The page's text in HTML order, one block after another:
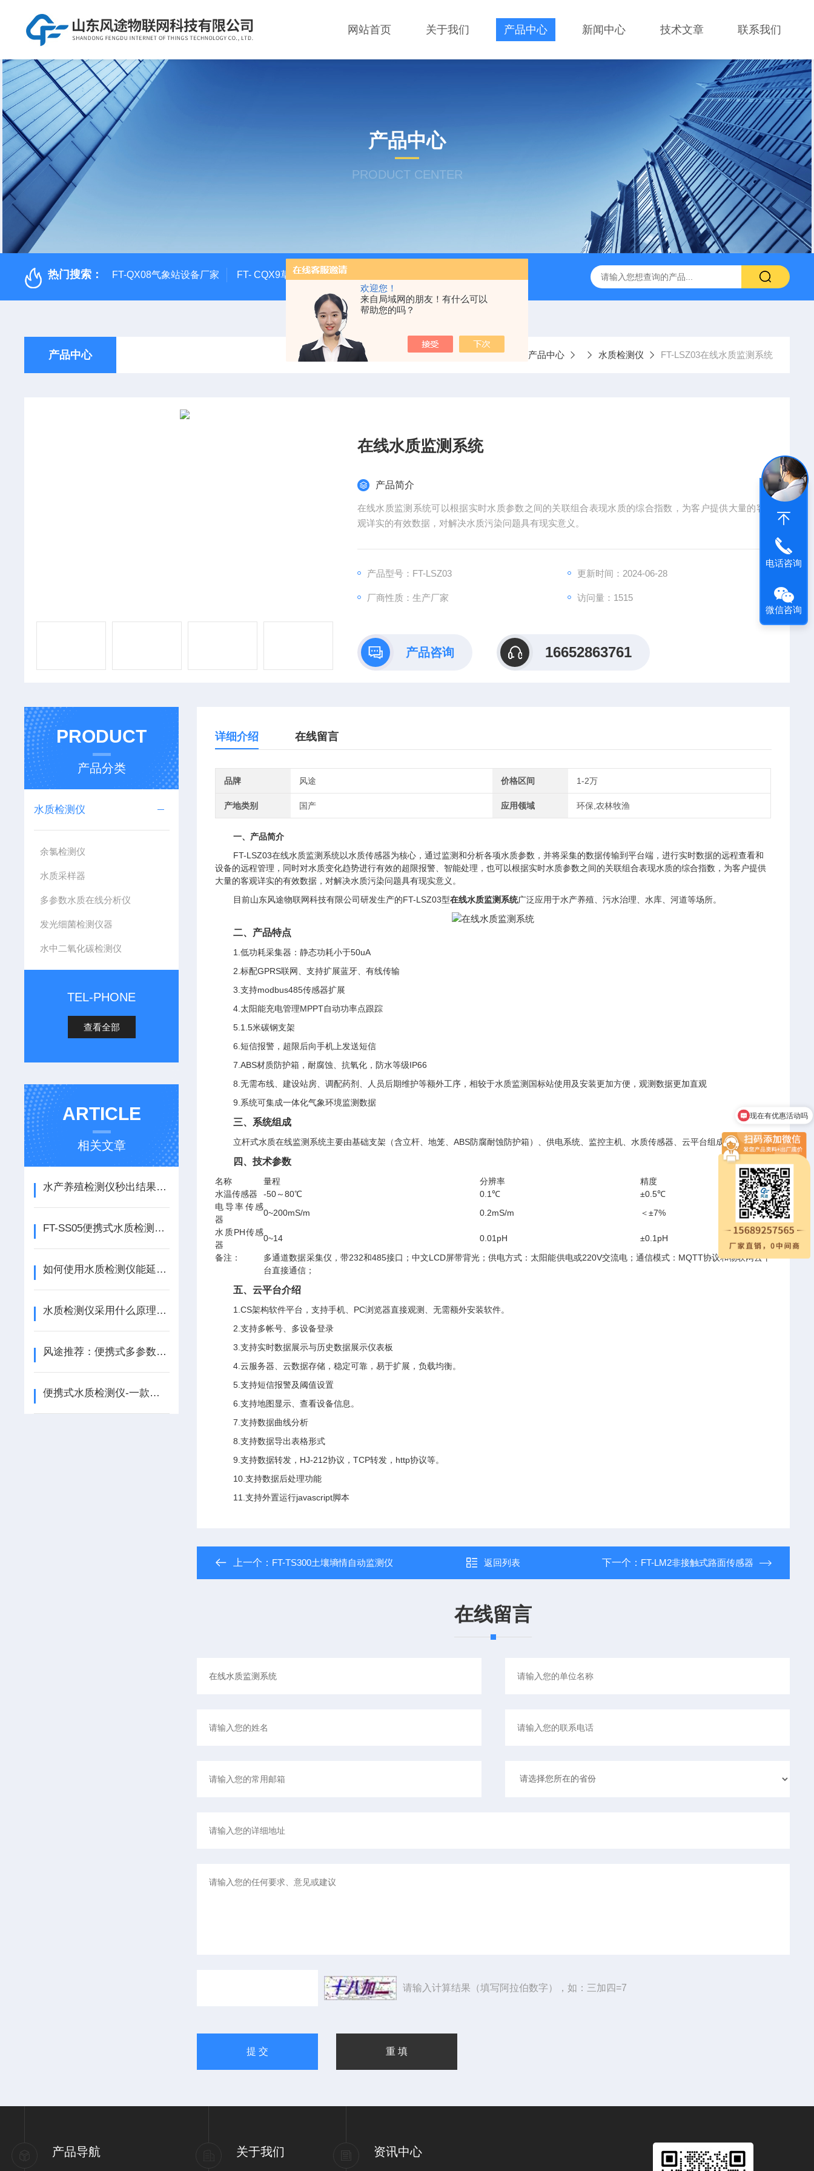
欢迎您！
来自局域网的朋友！有什么可以
帮助您的吗？
网站首页 关于我们 产品中心 新闻中心 技术文章 联系我们
产品中心
PRODUCT CENTER
热门搜索： FT-QX08气象站设备厂家 FT- CQX9草原生态气象站 FT-YW10一体式超声波液位计 FT-ZDSQ无线土壤墒情监测仪厂家
产品中心 当前位置：首页 产品中心 水质检测仪 FT-LSZ03在线水质监测系统
在线水质监测系统
产品简介
在线水质监测系统可以根据实时水质参数之间的关联组合表现水质的综合指数，为客户提供大量的客
观详实的有效数据，对解决水质污染问题具有现实意义。
产品型号：FT-LSZ03 更新时间：2024-06-28
厂商性质：生产厂家 访问量：1515
产品咨询 16652863761
PRODUCT
产品分类
水质检测仪
余氯检测仪
水质采样器
多参数水质在线分析仪
发光细菌检测仪器
水中二氧化碳检测仪
TEL-PHONE
查看全部
ARTICLE
相关文章
水产养殖检测仪秒出结果：FT-SS05搭载自研操作系统，性能稳定不跳数
FT-SS05便携式水质检测仪拿出来就能测，多场景适配，从鱼塘到野外河流
如何使用水质检测仪能延长其使用寿命？
水质检测仪采用什么原理保证其性能优异？
风途推荐：便携式多参数水质测定仪-一款性能稳定的水产养殖水质检测仪
便携式水质检测仪-一款携带方便的便携式多参数水质测定仪@2026已更新
详细介绍 在线留言
品牌 风途 价格区间 1-2万
产地类别 国产 应用领域 环保,农林牧渔
一、产品简介
FT-LSZ03在线水质监测系统以水质传感器为核心，通过监测和分析各项水质参数，并将采集的数据传输到平台端，进行实时数据的远程查看和
设备的远程管理，同时对水质变化趋势进行有效的超限报警、智能处理，也可以根据实时水质参数之间的关联组合表现水质的综合指数，为客户提供
大量的客观详实的有效数据，对解决水质污染问题具有现实意义。
目前山东风途物联网科技有限公司研发生产的FT-LSZ03型在线水质监测系统广泛应用于水产养殖、污水治理、水库、河道等场所。
二、产品特点
1.低功耗采集器：静态功耗小于50uA
2.标配GPRS联网、支持扩展蓝牙、有线传输
3.支持modbus485传感器扩展
4.太阳能充电管理MPPT自动功率点跟踪
5.1.5米碳钢支架
6.短信报警，超限后向手机上发送短信
7.ABS材质防护箱，耐腐蚀、抗氧化，防水等级IP66
8.无需布线、建设站房、调配药剂、人员后期维护等额外工序，相较于水质监测国标站使用及安装更加方便，观测数据更加直观
9.系统可集成一体化气象环境监测数据
三、系统组成
立杆式水质在线监测系统主要由基础支架（含立杆、地笼、ABS防腐耐蚀防护箱）、供电系统、监控主机、水质传感器、云平台组成。
四、技术参数
名称 量程 分辨率
精度
水温传感器
-50～80℃ 0.1℃
±0.5℃
电导率传感
器
0~200mS/m 0.2mS/m
＜±7%
水质PH传感
器
0~14 0.01pH
±0.1pH
备注：
多通道数据采集仪，带232和485接口；中文LCD屏带背光；供电方式：太阳能供电或220V交流电；通信模式：MQTT协议和物联网云平
台直接通信；
五、云平台介绍
1.CS架构软件平台，支持手机、PC浏览器直接观测、无需额外安装软件。
2.支持多帐号、多设备登录
3.支持实时数据展示与历史数据展示仪表板
4.云服务器、云数据存储，稳定可靠，易于扩展，负载均衡。
5.支持短信报警及阈值设置
6.支持地图显示、查看设备信息。
7.支持数据曲线分析
8.支持数据导出表格形式
9.支持数据转发，HJ-212协议，TCP转发，http协议等。
10.支持数据后处理功能
11.支持外置运行javascript脚本
上一个： FT-TS300土壤墒情自动监测仪 返回列表 下一个： FT-LM2非接触式路面传感器
在线留言
请输入计算结果（填写阿拉伯数字），如：三加四=7
产品导航 关于我们 资讯中心
电话咨询
微信咨询
可以介绍下你们的产品么